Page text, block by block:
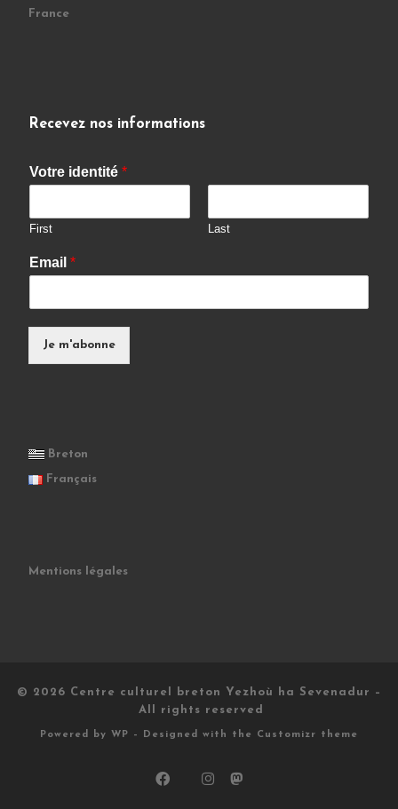
France
Recevez nos informations
Votre identité *
First Last
Email *
Je m'abonne
Breton
Français
Mentions légales
© 2026 Centre culturel breton Yezhoù ha Sevenadur
–
All rights reserved
Powered by WP – Designed with the Customizr theme